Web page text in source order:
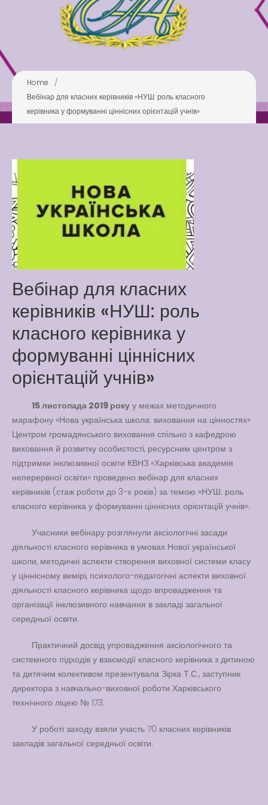
Pool
Play is Our Brain’s Favorite
Way
Kiddie
Latter match class
Swimming Lessons at New
Pool
Play is Our Brain’s Favorite
Latter match class
New Friends Everyday at
Kiddie
Вакансії
Вакансії,Публічна
інформація
Читати далі
Home
/
Вебінар для класних керівників «НУШ: роль класного
керівника у формуванні ціннісних орієнтацій учнів»
Вебінар для класних
керівників «НУШ: роль
класного керівника у
формуванні ціннісних
орієнтацій учнів»
15 листопада 2019 року у межах методичного
марафону «Нова українська школа: виховання на цінностях»
Центром громадянського виховання спільно з кафедрою
виховання й розвитку особистості, ресурсним центром з
підтримки інклюзивної освіти КВНЗ «Харківська академія
неперервної освіти» проведено вебінар для класних
керівників (стаж роботи до 3-х років) за темою «НУШ: роль
класного керівника у формуванні ціннісних орієнтацій учнів».
Учасники вебінару розглянули аксіологічні засади
діяльності класного керівника в умовах Нової української
школи, методичні аспекти створення виховної системи класу
у ціннісному вимірі, психолого-педагогічні аспекти виховної
діяльності класного керівника щодо впровадження та
організації інклюзивного навчання в закладі загальної
середньої освіти.
Практичний досвід упровадження аксіологічного та
системного підходів у взаємодії класного керівника з дитиною
та дитячим колективом презентувала Зірка Т.С., заступник
директора з навчально-виховної роботи Харківського
технічного ліцею № 173.
У роботі заходу взяли участь 70 класних керівників
закладів загальної середньої освіти.